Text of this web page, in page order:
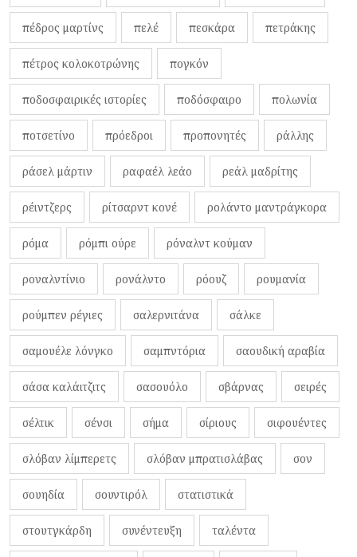
πέδρος μαρτίνς πελέ πεσκάρα πετράκης
πέτρος κολοκοτρώνης πογκόν
ποδοσφαιρικές ιστορίες ποδόσφαιρο πολωνία
ποτσετίνο πρόεδροι προπονητές ράλλης
ράσελ μάρτιν ραφαέλ λεάο ρεάλ μαδρίτης
ρέιντζερς ρίτσαρντ κονέ ρολάντο μαντράγκορα
ρόμα ρόμπι ούρε ρόναλντ κούμαν
ροναλντίνιο ρονάλντο ρόουζ ρουμανία
ρούμπεν ρέγιες σαλερνιτάνα σάλκε
σαμουέλε λόνγκο σαμπντόρια σαουδική αραβία
σάσα καλάιτζιτς σασουόλο σβάρνας σειρές
σέλτικ σένσι σήμα σίριους σιφουέντες
σλόβαν λίμπερετς σλόβαν μπρατισλάβας σον
σουηδία σουντιρόλ στατιστικά
στουτγκάρδη συνέντευξη ταλέντα